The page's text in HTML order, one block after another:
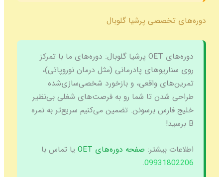
پرشیا گلوبال
دوره‌های ما با تمرکز
پادرمانی (مثل درمان نوروپاتی)،
واقعی، و بازخورد شخصی‌سازی‌شده
تا شما رو به فرصت‌های شغلی بی‌نظیر
برسونن. تضمین می‌کنیم سریع‌تر به نمره
صفحه دوره‌های OET
یا تماس با